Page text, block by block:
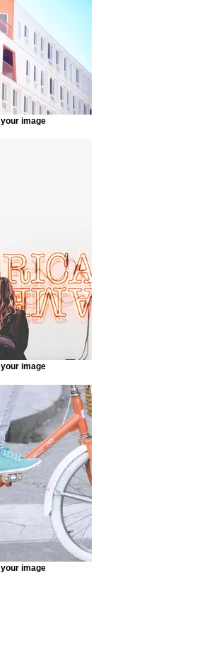
image
image
image